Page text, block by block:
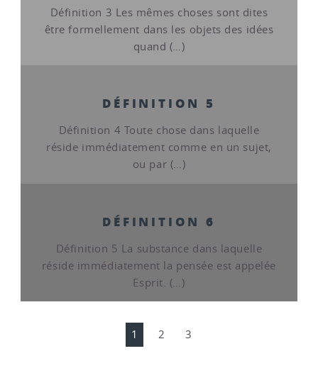
Définition 3 Les mêmes choses sont dites
être formellement dans les objets des idées
quand (…)
DÉFINITION 5
Définition 4 Toute chose dans laquelle
réside immédiatement comme en un sujet,
ou par (…)
DÉFINITION 6
Définition 5 La substance dans laquelle
réside immédiatement la pensée est appelée
Esprit. (…)
1 2 3